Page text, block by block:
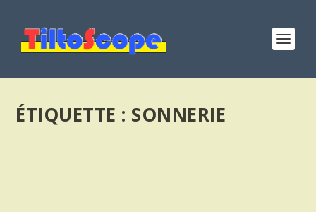
ÉTIQUETTE : SONNERIE